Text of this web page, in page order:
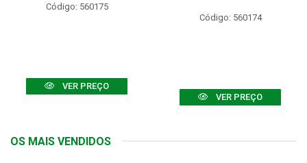
Código: 560175
VER PREÇO
Código: 560174
VER PREÇO
OS MAIS VENDIDOS